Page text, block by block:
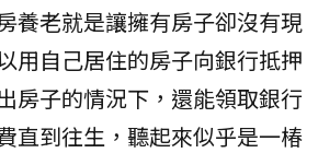
養老就是讓擁有房子卻沒有現
用自己居住的房子向銀行抵押
房子的情況下，還能領取銀行
直到往生，聽起來似乎是一椿